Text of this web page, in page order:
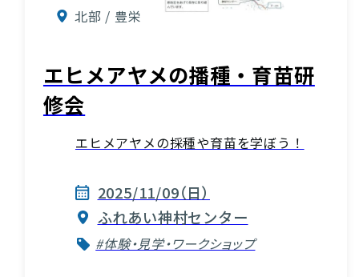
北部 / 豊栄
エヒメアヤメの播種・育苗研
修会
エヒメアヤメの採種や育苗を学ぼう！
2025/11/09（日）
ふれあい神村センター
#体験・見学・ワークショップ